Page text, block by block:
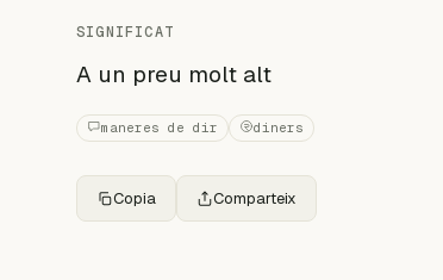
SIGNIFICAT
A un preu molt alt
maneres de dir diners
Copia Comparteix